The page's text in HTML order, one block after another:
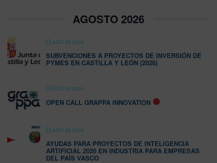
AGOSTO 2026
AGO 09 2026
SUBVENCIONES A PROYECTOS DE INVERSIÓN DE
PYMES EN CASTILLA Y LEÓN (2026)
AGO 09 2026
OPEN CALL GRAPPA INNOVATION
AGO 09 2026
AYUDAS PARA PROYECTOS DE INTELIGENCIA
ARTIFICIAL 2026 EN INDUSTRIA PARA EMPRESAS
DEL PAÍS VASCO